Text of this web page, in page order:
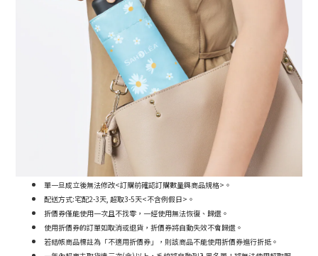
單一旦成立後無法修改<訂購前確認訂購數量與商品規格>。
配送方式:宅配2-3天, 超取3-5天<不含例假日>。
折價券僅能使用一次且不找零，一經使用無法恢復、歸還。
使用折價券的訂單如取消或退貨，折價券將自動失效不會歸還。
若結帳商品標註為「不適用折價券」，則該商品不能使用折價券進行折抵。